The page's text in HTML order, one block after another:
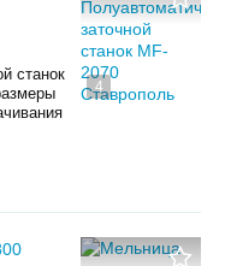
4
станок